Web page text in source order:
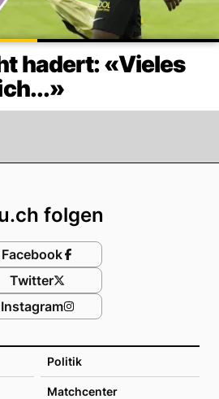
hadert: «Vieles
Politik
Matchcenter
folgen
Facebook
Twitter
Instagram